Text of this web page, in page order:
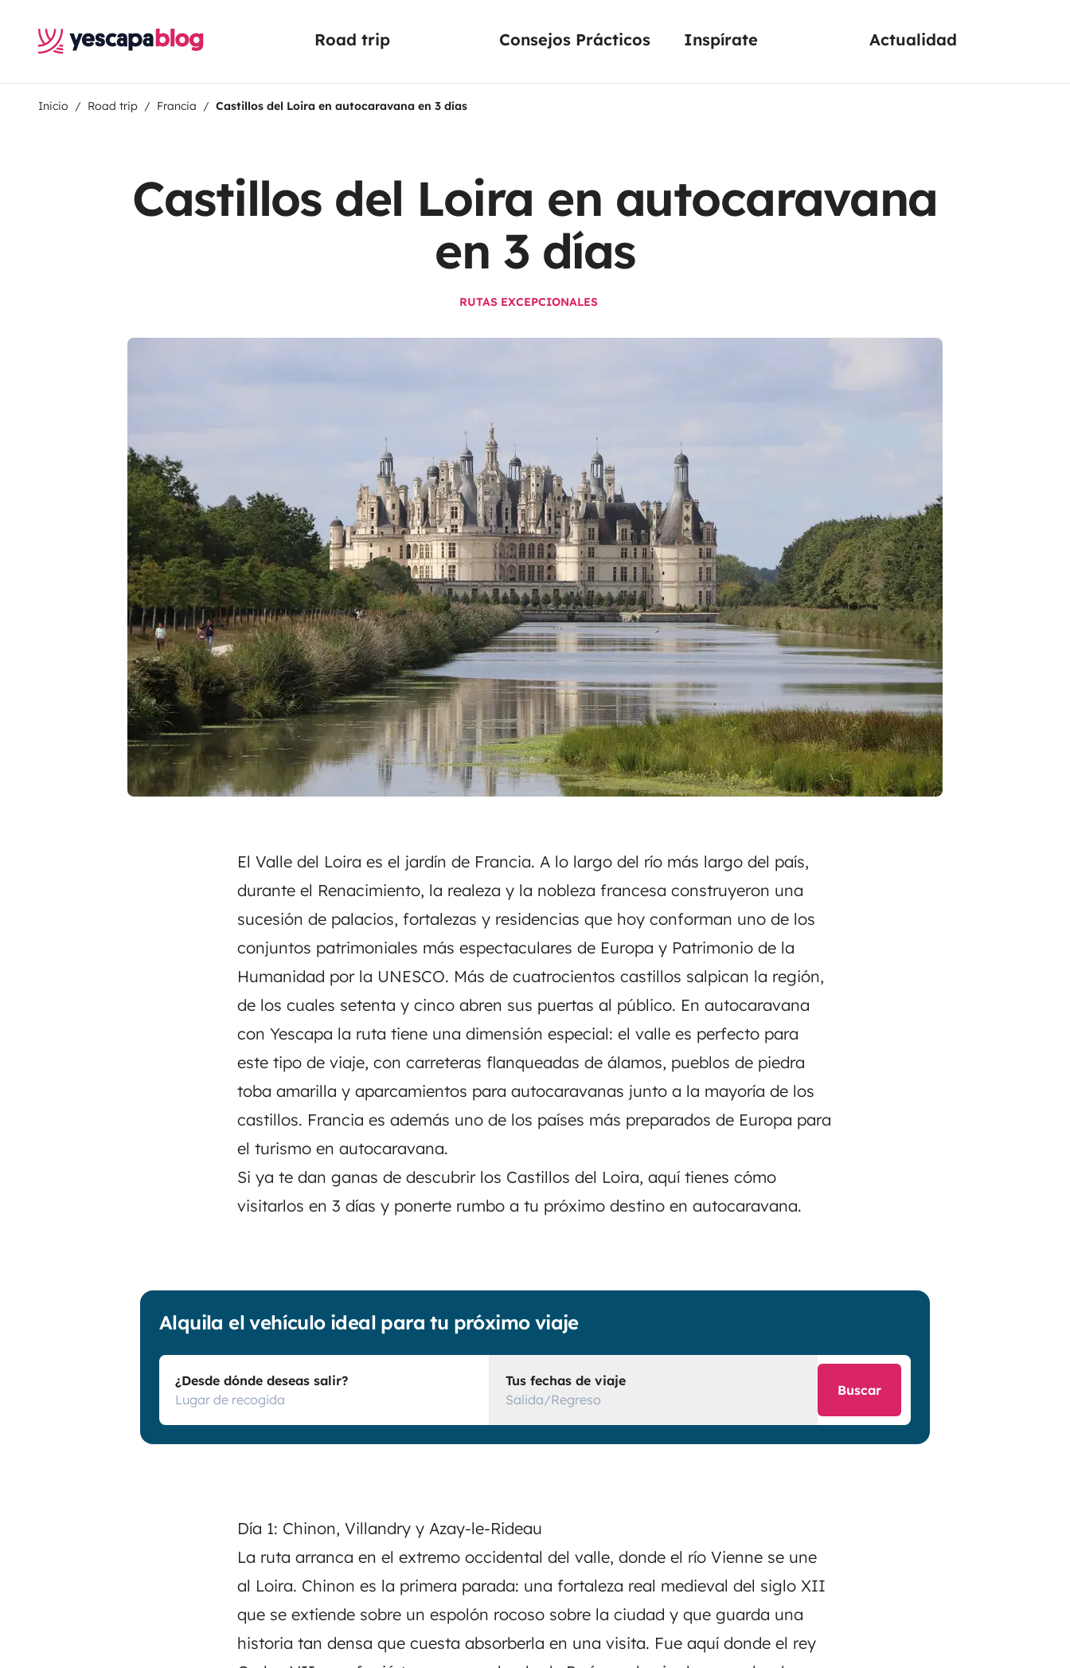
Road trip Consejos Prácticos Inspírate Actualidad
Inicio Road trip Francia Castillos del Loira en autocaravana en 3 días
Castillos del Loira en autocaravana
en 3 días
RUTAS EXCEPCIONALES
El Valle del Loira es el jardín de Francia. A lo largo del río más largo del país,
durante el Renacimiento, la realeza y la nobleza francesa construyeron una
sucesión de palacios, fortalezas y residencias que hoy conforman uno de los
conjuntos patrimoniales más espectaculares de Europa y Patrimonio de la
Humanidad por la UNESCO. Más de cuatrocientos castillos salpican la región,
de los cuales setenta y cinco abren sus puertas al público. En autocaravana
con Yescapa la ruta tiene una dimensión especial: el valle es perfecto para
este tipo de viaje, con carreteras flanqueadas de álamos, pueblos de piedra
toba amarilla y aparcamientos para autocaravanas junto a la mayoría de los
castillos. Francia es además uno de los países más preparados de Europa para
el turismo en autocaravana.
Si ya te dan ganas de descubrir los Castillos del Loira, aquí tienes cómo
visitarlos en 3 días y ponerte rumbo a tu próximo destino en autocaravana.
Alquila el vehículo ideal para tu próximo viaje
¿Desde dónde deseas salir?
Tus fechas de viaje
Salida/Regreso
Buscar
Día 1: Chinon, Villandry y Azay-le-Rideau
La ruta arranca en el extremo occidental del valle, donde el río Vienne se une
al Loira. Chinon es la primera parada: una fortaleza real medieval del siglo XII
que se extiende sobre un espolón rocoso sobre la ciudad y que guarda una
historia tan densa que cuesta absorberla en una visita. Fue aquí donde el rey